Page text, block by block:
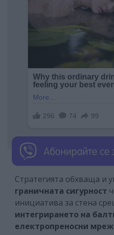
Стратегията обхваща и
граничната сигурност
инициатива за стена
интегрирането на
електропреносни